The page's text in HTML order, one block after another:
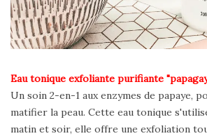
Eau tonique exfoliante purifiante
Un soin 2-en-1 aux enzymes de papaye,
matifier la peau. Cette eau tonique
matin et soir, elle offre une exfoliation